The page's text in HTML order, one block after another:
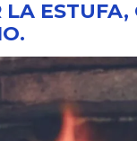
ESTUFA,